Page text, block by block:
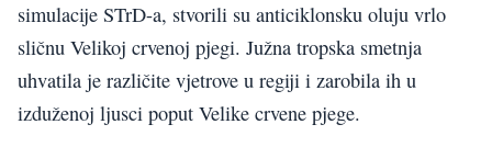
simulacije STrD-a, stvorili su anticiklonsku oluju vrlo
sličnu Velikoj crvenoj pjegi. Južna tropska smetnja
uhvatila je različite vjetrove u regiji i zarobila ih u
izduženoj ljusci poput Velike crvene pjege.